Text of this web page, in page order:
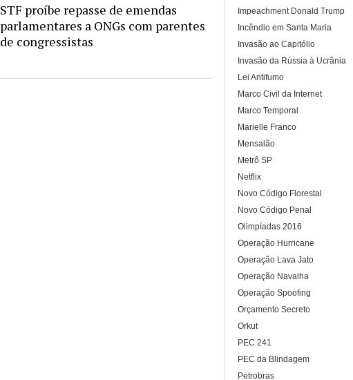
STF proíbe repasse de emendas
parlamentares a ONGs com parentes
de congressistas
Impeachment Donald Trump
Incêndio em Santa Maria
Invasão ao Capitólio
Invasão da Rússia à Ucrânia
Lei Antifumo
Marco Civil da Internet
Marco Temporal
Marielle Franco
Mensalão
Metrô SP
Netflix
Novo Código Florestal
Novo Código Penal
Olimpíadas 2016
Operação Hurricane
Operação Lava Jato
Operação Navalha
Operação Spoofing
Orçamento Secreto
Orkut
PEC 241
PEC da Blindagem
Petrobras